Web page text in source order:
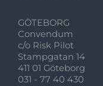
GÖTEBORG
Convendum
c/o Risk Pilot
Stampgatan 14
411 01 Göteborg
031 - 77 40 430